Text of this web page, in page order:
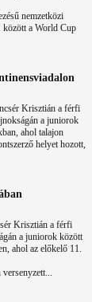
nemzetközi
között a World Cup
Krisztián a férfi
a juniorok
ahol talajon
helyet hozott,
Krisztián a férfi
a juniorok között
ahol az előkelő 11.